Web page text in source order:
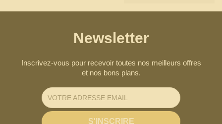
Newsletter
Inscrivez-vous pour recevoir toutes nos meilleurs offres
et nos bons plans.